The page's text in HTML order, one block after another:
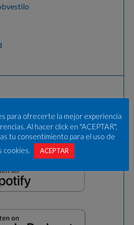
para ofrecerte la mejor experiencia
Al hacer click en "ACEPTAR",
tu consentimiento para el uso de
cookies.
ACEPTAR